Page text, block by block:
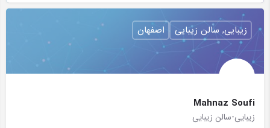
Mahnaz Soufi
زیبایی-سالن زیبایی
زیبایی, سالن زیبایی اصفهان